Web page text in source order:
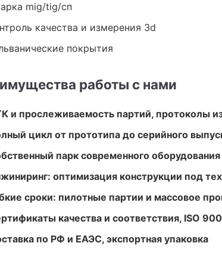
mig/tig/сп
качества и измерения 3d
покрытия
работы с нами
и прослеживаемость партий, протоколы
цикл от прототипа до серийного
парк современного
оптимизация конструкции под
сроки: пилотные партии и массовое
качества и соответствия, ISO
по РФ и ЕАЭС, экспортная упаковка